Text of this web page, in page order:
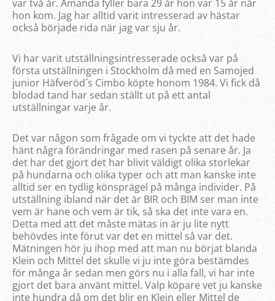
var två år. Amanda fyller bara 29 år hon var 15 år när
hon kom. Jag har alltid varit intresserad av hästar
också började rida när jag var sju år.
Vi har varit utställningsintresserade också var på
första utställningen i Stockholm då med en Samojed
junior Häfveröd´s Cimbo köpte honom 1984. Vi fick då
blodad tand har sedan ställt ut på ett antal
utställningar varje år.
Det var någon som frågade om vi tyckte att det hade
hänt några förändringar med rasen på senare år. Ja
det har det gjort det har blivit väldigt olika storlekar
på hundarna och olika typer och att man kanske inte
alltid ser en tydlig könsprägel på många individer. På
utställning ibland när det är BIR och BIM ser man inte
vem är hane och vem är tik, så ska det inte vara en.
Detta med att det måste mätas in är ju lite nytt
behövdes inte förut var det en mittel så var det.
Mätningen hör ju ihop med att man nu börjat blanda
Klein och Mittel det skulle vi ju inte göra bestämdes
för många år sedan men görs nu i alla fall, vi har inte
gjort det bara använt mittel. Valp köpare vet ju kanske
inte hundra då om det blir en Klein eller Mittel de